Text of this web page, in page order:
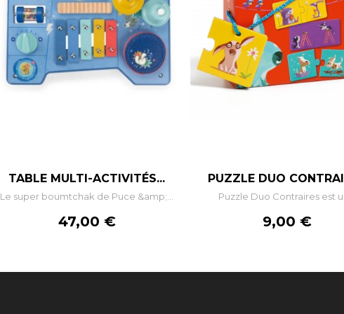
TABLE MULTI-ACTIVITÉS...
Le super boumtchak de Puce &amp;...
Prix
47,00 €
– + PUZZLE DUO
Puzzle Duo Contraires est
Prix
9,00 €
–